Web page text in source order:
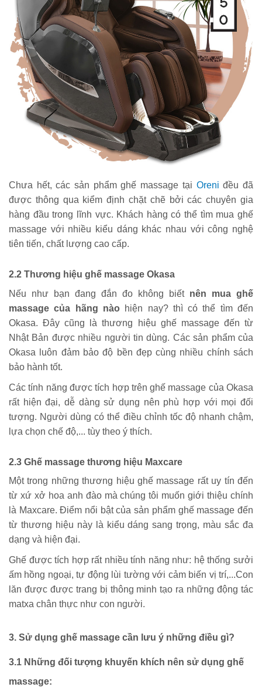
Chưa hết, các sản phẩm ghế massage tại Oreni đều đã
được thông qua kiểm định chặt chẽ bởi các chuyên gia
hàng đầu trong lĩnh vực. Khách hàng có thể tìm mua ghế
massage với nhiều kiểu dáng khác nhau với công nghệ
tiên tiến, chất lượng cao cấp.
2.2 Thương hiệu ghế massage Okasa
Nếu như bạn đang đắn đo không biết nên mua ghế
massage của hãng nàohiện nay? thì có thể tìm đến
Okasa. Đây cũng là thương hiệu ghế massage đến từ
Nhật Bản được nhiều người tin dùng. Các sản phẩm của
Okasa luôn đảm bảo độ bền đẹp cùng nhiều chính sách
bảo hành tốt.
Các tính năng được tích hợp trên ghế massage của Okasa
rất hiện đại, dễ dàng sử dụng nên phù hợp với mọi đối
tượng. Người dùng có thể điều chỉnh tốc độ nhanh chậm,
lựa chọn chế độ,... tùy theo ý thích.
2.3 Ghế massage thương hiệu Maxcare
Một trong những thương hiệu ghế massage rất uy tín đến
từ xứ xở hoa anh đào mà chúng tôi muốn giới thiệu chính
là Maxcare. Điểm nổi bật của sản phẩm ghế massage đến
từ thương hiệu này là kiểu dáng sang trọng, màu sắc đa
dạng và hiện đại.
Ghế được tích hợp rất nhiều tính năng như: hệ thống sưởi
ấm hồng ngoại, tự động lùi tường với cảm biến vị trí,...Con
lăn được được trang bị thông minh tạo ra những động tác
matxa chân thực như con người.
3. Sử dụng ghế massage cần lưu ý những điều gì?
3.1 Những đối tượng khuyến khích nên sử dụng ghế
massage: